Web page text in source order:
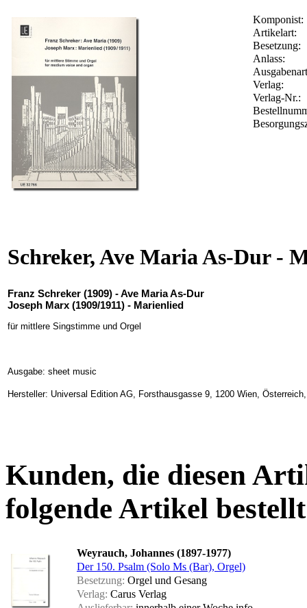
Komponist:
Artikelart:
Besetzung:
Anlass:
Verlag:
Verlag-Nr.:
Schreker, Ave Maria As-Dur -
Franz Schreker (1909) - Ave Maria As-Dur
Joseph Marx (1909/1911) - Marienlied
für mittlere Singstimme und Orgel
Ausgabe: sheet music
Hersteller: Universal Edition AG, Forsthausgasse 9, 1200 Wien,
Kunden, die diesen
folgende Artikel
Weyrauch, Johannes (1897-1977)
Der 150. Psalm (Solo Ms (Bar), Orgel)
Besetzung: Orgel und Gesang
Verlag: Carus Verlag